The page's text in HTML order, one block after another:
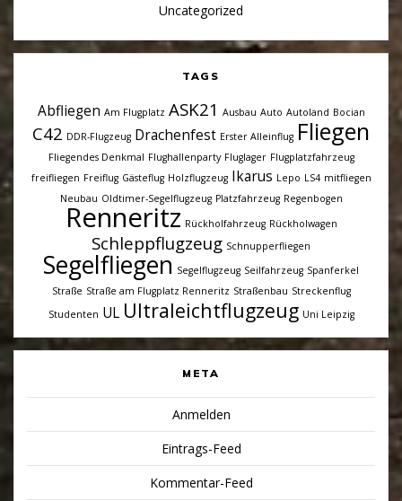
Uncategorized
TAGS
Abfliegen Am Flugplatz ASK21 Ausbau Auto Autoland Bocian
C42 DDR-Flugzeug Drachenfest Erster Alleinflug Fliegen
Fliegendes Denkmal Flughallenparty Fluglager Flugplatzfahrzeug
freifliegen Freiflug Gästeflug Holzflugzeug Ikarus Lepo LS4 mitfliegen
Neubau Oldtimer-Segelflugzeug Platzfahrzeug Regenbogen
Renneritz Rückholfahrzeug Rückholwagen
Schleppflugzeug Schnupperfliegen
Segelfliegen Segelflugzeug Seilfahrzeug Spanferkel
Straße Straße am Flugplatz Renneritz Straßenbau Streckenflug
Studenten UL Ultraleichtflugzeug Uni Leipzig
META
Anmelden
Eintrags-Feed
Kommentar-Feed